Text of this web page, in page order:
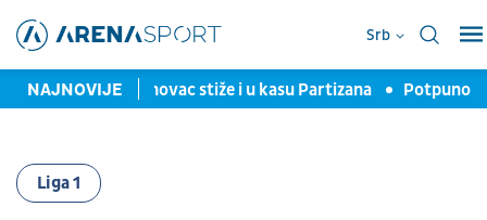
Srb
NAJNOVIJE
Ipsvičov, novac stiže i u kasu Partizana Potpuno
Liga 1